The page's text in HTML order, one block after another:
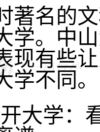
著名的
学。中
现有些
学不同。